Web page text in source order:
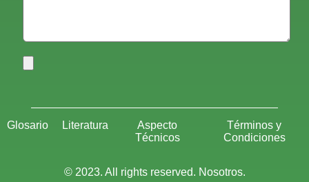
Glosario Literatura
Aspecto
Técnicos
Términos y
Condiciones
© 2023. All rights reserved. Nosotros.